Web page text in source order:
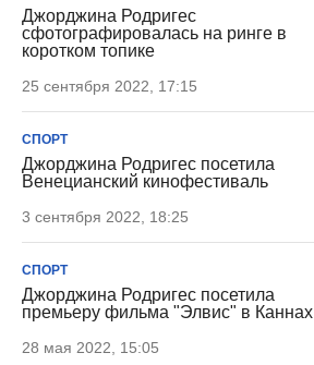
Джорджина Родригес
сфотографировалась на ринге в
коротком топике
25 сентября 2022, 17:15
СПОРТ
Джорджина Родригес посетила
Венецианский кинофестиваль
3 сентября 2022, 18:25
СПОРТ
Джорджина Родригес посетила
премьеру фильма "Элвис" в Каннах
28 мая 2022, 15:05